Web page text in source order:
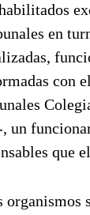
en
con
, un
que
organismos